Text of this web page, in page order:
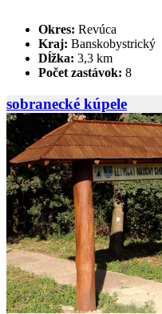
Okres: Revúca
Kraj: Banskobystrický
Dĺžka: 3,3 km
Počet zastávok: 8
sobranecké kúpele